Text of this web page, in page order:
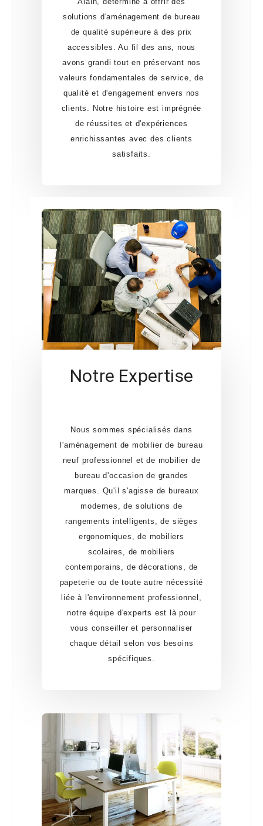
solutions d'aménagement de bureau
de qualité supérieure à des prix
accessibles. Au fil des ans, nous
avons grandi tout en préservant nos
valeurs fondamentales de service, de
qualité et d'engagement envers nos
clients. Notre histoire est imprégnée
de réussites et d'expériences
enrichissantes avec des clients
satisfaits.
Notre Expertise
Nous sommes spécialisés dans
l'aménagement de mobilier de bureau
neuf professionnel et de mobilier de
bureau d'occasion de grandes
marques. Qu'il s'agisse de bureaux
modernes, de solutions de
rangements intelligents, de sièges
ergonomiques, de mobiliers
scolaires, de mobiliers
contemporains, de décorations, de
papeterie ou de toute autre nécessité
liée à l'environnement professionnel,
notre équipe d'experts est là pour
vous conseiller et personnaliser
chaque détail selon vos besoins
spécifiques.